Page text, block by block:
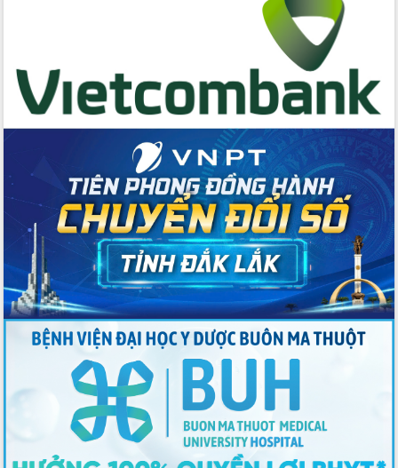
Thứ trưởng Bộ Y tế làm việc với tỉnh
Đắk Lắk về phát triển nhân lực y tế
cho trạm y tế cấp xã
Du lịch Đắk Lắk nâng tầm trải nghiệm
du khách thông qua Hệ thống cơ sở dữ
liệu và Bản đồ số
Tập huấn ứng dụng trí tuệ nhân tạo (AI)
trong thương mại điện tử năm 2026
Đoàn đại biểu Quốc hội tỉnh Đắk Lắk
trao đổi thông tin trước Kỳ họp thứ
nhất, Quốc hội khóa XVI
Quyết liệt cải cách hành chính, khơi
thông nguồn lực phát triển
Nâng cao hiệu lực, hiệu quả HĐND
tỉnh thông qua hiện đại hóa hành chính
Xã Ea Phê gắn cải cách hành chính với
chuyển đổi số
Phó Chủ tịch Thường trực UBND tỉnh
Hồ Thị Nguyên Thảo làm việc tại Trung